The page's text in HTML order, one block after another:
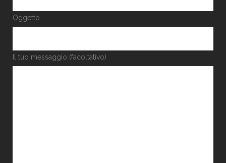
Oggetto
Il tuo messaggio (facoltativo)